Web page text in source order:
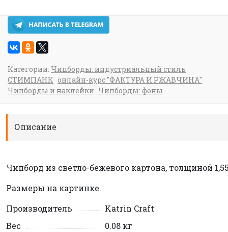
Категории: Чипборды: индустриальный стиль
СТИМПАНК онлайн-курс "ФАКТУРА И РЖАВЧИНА"
Чипборды и наклейки Чипборды: фоны
Описание
Чипборд из светло-бежевого картона, толщиной
Размеры на картинке.
Производитель
Katrin Craft
Вес
0.08 кг